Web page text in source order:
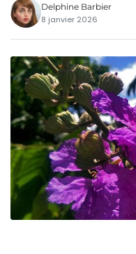
Delphine Barbier
8 janvier 2026